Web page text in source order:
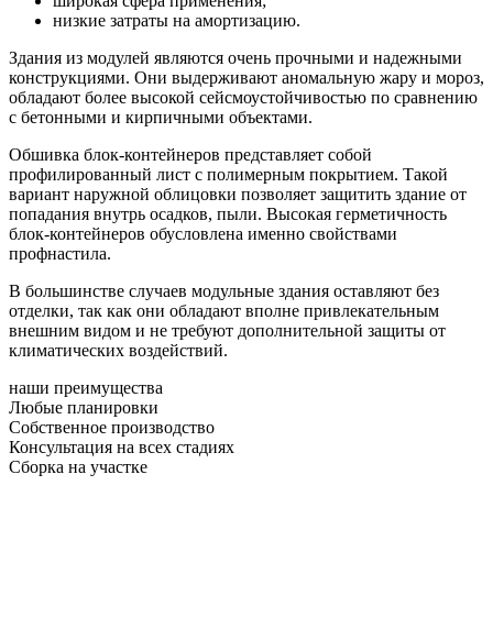
низкие затраты на амортизацию.
Здания из модулей являются очень прочными и надежными
конструкциями. Они выдерживают аномальную жару и мороз,
обладают более высокой сейсмоустойчивостью по сравнению
с бетонными и кирпичными объектами.
Обшивка блок-контейнеров представляет собой
профилированный лист с полимерным покрытием. Такой
вариант наружной облицовки позволяет защитить здание от
попадания внутрь осадков, пыли. Высокая герметичность
блок-контейнеров обусловлена именно свойствами
профнастила.
В большинстве случаев модульные здания оставляют без
отделки, так как они обладают вполне привлекательным
внешним видом и не требуют дополнительной защиты от
климатических воздействий.
наши преимущества
Любые планировки
Собственное производство
Консультация на всех стадиях
Сборка на участке